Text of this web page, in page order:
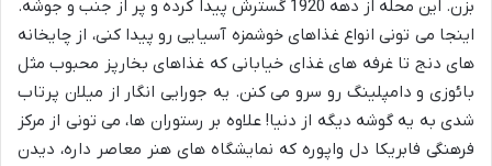
بزن. این محله از دهه 1920 گسترش پیدا کرده و پر از جنب و جوشه.
اینجا می تونی انواع غذاهای خوشمزه آسیایی رو پیدا کنی، از چایخانه
های دنج تا غرفه های غذای خیابانی که غذاهای بخارپز محبوب مثل
بائوزی و دامپلینگ رو سرو می کنن. یه جورایی انگار از میلان پرتاب
شدی به یه گوشه دیگه از دنیا! علاوه بر رستوران ها، می تونی از مرکز
فرهنگی فابریکا دل واپوره که نمایشگاه های هنر معاصر داره، دیدن